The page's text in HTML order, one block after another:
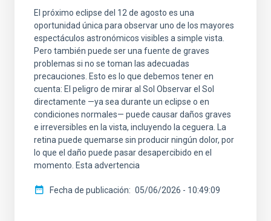
El próximo eclipse del 12 de agosto es una
oportunidad única para observar uno de los mayores
espectáculos astronómicos visibles a simple vista.
Pero también puede ser una fuente de graves
problemas si no se toman las adecuadas
precauciones. Esto es lo que debemos tener en
cuenta: El peligro de mirar al Sol Observar el Sol
directamente —ya sea durante un eclipse o en
condiciones normales— puede causar daños graves
e irreversibles en la vista, incluyendo la ceguera. La
retina puede quemarse sin producir ningún dolor, por
lo que el daño puede pasar desapercibido en el
momento. Esta advertencia
Fecha de publicación 05/06/2026 - 10:49:09